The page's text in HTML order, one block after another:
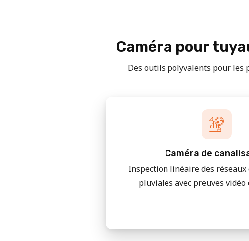
Caméra pour
Des outils polyvalents pour les
Caméra de
Inspection linéaire des réseaux
pluviales avec preuves vidéo